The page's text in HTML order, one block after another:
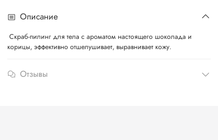
Описание
Скраб-пилинг для тела с ароматом настоящего шоколада и
корицы, эффективно отшелушивает, выравнивает кожу.
Отзывы